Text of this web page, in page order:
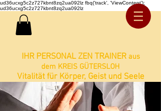
ud36ucxg5c2z727kbnt8zq2ua092lz fbq('track', 'ViewContent');
ud36ucxg5c2z727kbnt8zq2ua092lz
IHR PERSONAL ZEN TRAINER aus
dem KREIS GÜTERSLOH
Vitalität für Körper, Geist und Seele